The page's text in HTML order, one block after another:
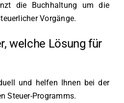
die Buchhaltung um die
Vorgänge.
welche Lösung für
und helfen Ihnen bei der
Steuer-Programms.